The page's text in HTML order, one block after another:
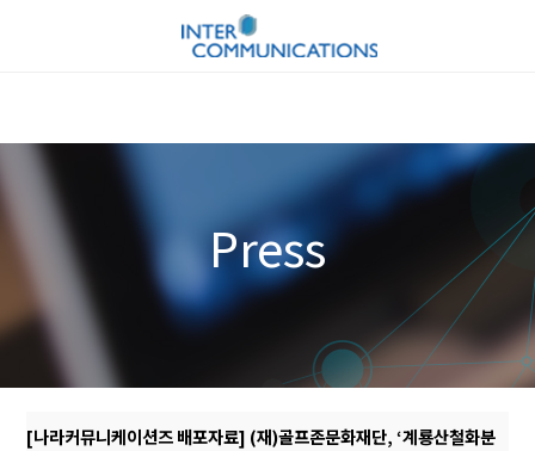
Press
[나라커뮤니케이션즈 배포자료] (재)골프존문화재단, ‘계룡산철화분